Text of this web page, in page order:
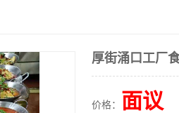
厚街涌口工厂
价格： 面议